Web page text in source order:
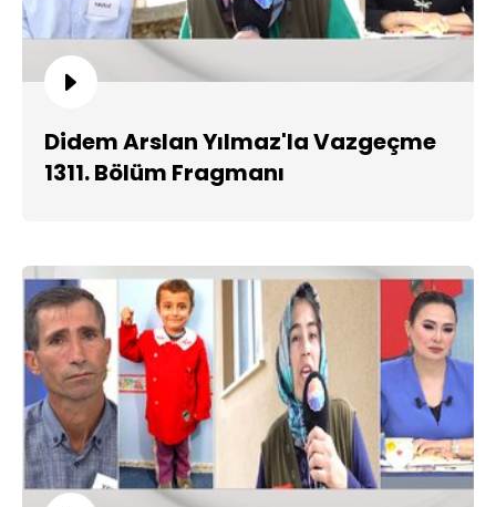
Didem Arslan Yılmaz'la Vazgeçme
1311. Bölüm Fragmanı